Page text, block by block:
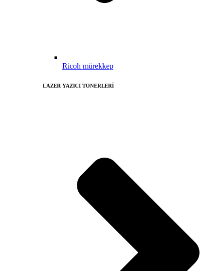
Ricoh mürekkep
LAZER YAZICI TONERLERİ